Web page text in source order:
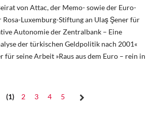
von ­Attac, der Memo- sowie der Euro-
Luxemburg-Stiftung an Ulaş Şener für
Autonomie der Zentralbank – Eine
der türkischen Geldpolitik nach 2001«
für seine Arbeit »Raus aus dem Euro – rein in
1 2 3 4 5